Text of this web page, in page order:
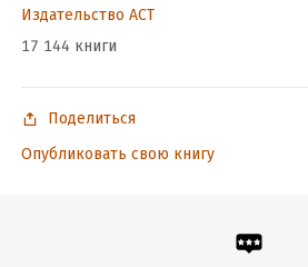
Издательство АСТ
17 144 книги
Поделиться
Опубликовать свою книгу